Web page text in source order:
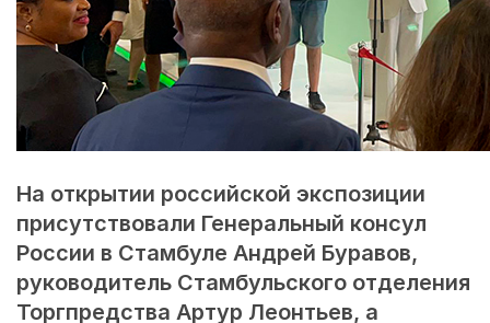
На открытии российской экспозиции
присутствовали Генеральный консул
России в Стамбуле Андрей Буравов,
руководитель Стамбульского отделения
Торгпредства Артур Леонтьев, а